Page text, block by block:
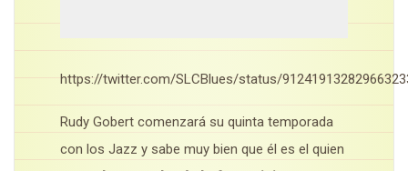
https://twitter.com/SLCBlues/status/
Rudy Gobert comenzará su quinta temporada
con los Jazz y sabe muy bien que él es el quien